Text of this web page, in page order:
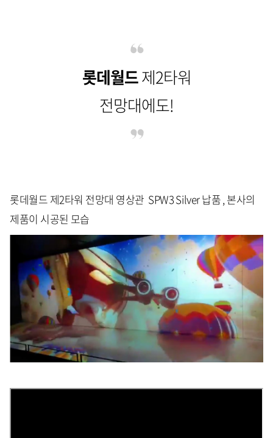
롯데월드제2타워
전망대에도!
롯데월드 제2타워 전망대 영상관 SPW3 Silver 납품 , 본사의
제품이 시공된 모습